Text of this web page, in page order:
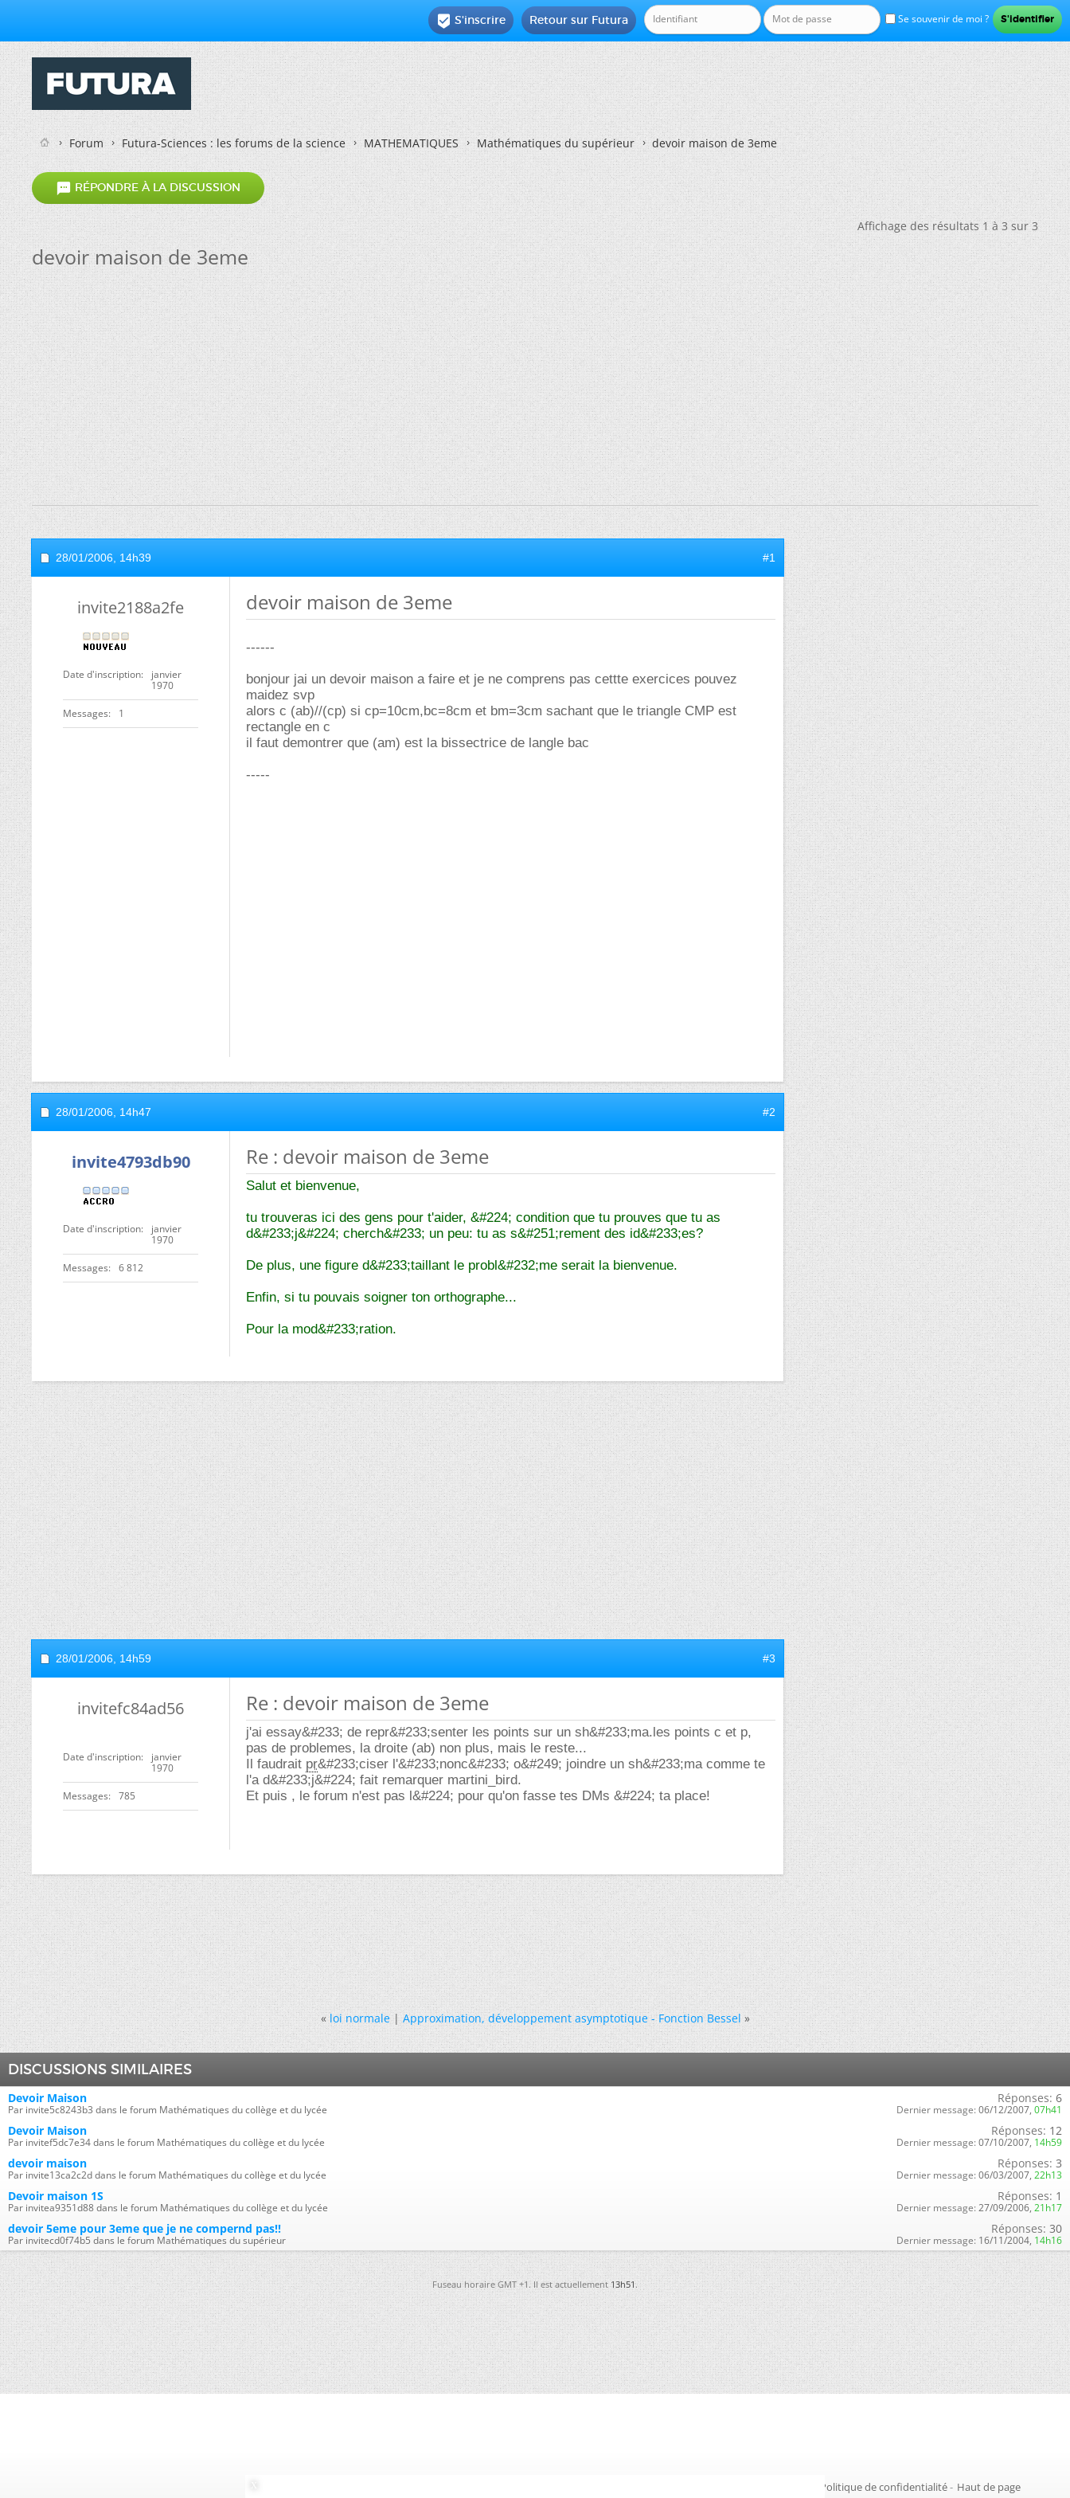
Se souvenir de moi ?
Retour sur Futura
 S'inscrire
Forum Futura-Sciences : les forums de la science MATHEMATIQUES Mathématiques du supérieur devoir maison de 3eme
 RÉPONDRE À LA DISCUSSION
Affichage des résultats 1 à 3 sur 3
devoir maison de 3eme
28/01/2006, 14h39 #1
invite2188a2fe
Date d'inscription
janvier
1970
Messages 1
devoir maison de 3eme
------
bonjour jai un devoir maison a faire et je ne comprens pas cettte exercices pouvez
maidez svp
alors c (ab)//(cp) si cp=10cm,bc=8cm et bm=3cm sachant que le triangle CMP est
rectangle en c
il faut demontrer que (am) est la bissectrice de langle bac
-----
28/01/2006, 14h47 #2
invite4793db90
Date d'inscription
janvier
1970
Messages 6 812
Re : devoir maison de 3eme
Salut et bienvenue,
tu trouveras ici des gens pour t'aider, &#224; condition que tu prouves que tu as
d&#233;j&#224; cherch&#233; un peu: tu as s&#251;rement des id&#233;es?
De plus, une figure d&#233;taillant le probl&#232;me serait la bienvenue.
Enfin, si tu pouvais soigner ton orthographe...
Pour la mod&#233;ration.
28/01/2006, 14h59 #3
invitefc84ad56
Date d'inscription
janvier
1970
Messages 785
Re : devoir maison de 3eme
j'ai essay&#233; de repr&#233;senter les points sur un sh&#233;ma.les points c et p,
pas de problemes, la droite (ab) non plus, mais le reste...
Il faudrait pr&#233;ciser l'&#233;nonc&#233; o&#249; joindre un sh&#233;ma comme te
l'a d&#233;j&#224; fait remarquer martini_bird.
Et puis , le forum n'est pas l&#224; pour qu'on fasse tes DMs &#224; ta place!
« loi normale|Approximation, développement asymptotique - Fonction Bessel »
DISCUSSIONS SIMILAIRES
Devoir Maison
Par invite5c8243b3 dans le forum Mathématiques du collège et du lycée
Réponses: 6
Dernier message: 06/12/2007, 07h41
Devoir Maison
Par invitef5dc7e34 dans le forum Mathématiques du collège et du lycée
Réponses: 12
Dernier message: 07/10/2007, 14h59
devoir maison
Par invite13ca2c2d dans le forum Mathématiques du collège et du lycée
Réponses: 3
Dernier message: 06/03/2007, 22h13
Devoir maison 1S
Par invitea9351d88 dans le forum Mathématiques du collège et du lycée
Réponses: 1
Dernier message: 27/09/2006, 21h17
devoir 5eme pour 3eme que je ne compernd pas!!
Par invitecd0f74b5 dans le forum Mathématiques du supérieur
Réponses: 30
Dernier message: 16/11/2004, 14h16
Fuseau horaire GMT +1. Il est actuellement13h51.
Politique de confidentialité- Haut de page